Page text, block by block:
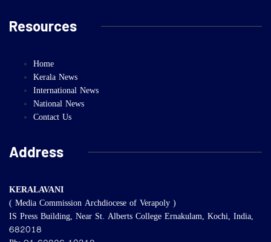
Resources
Home
Kerala News
International News
National News
Contact Us
Address
KERALAVANI
( Media Commission Archdiocese of Verapoly )
IS Press Building, Near St. Alberts College Ernakulam, Kochi, India,
682018